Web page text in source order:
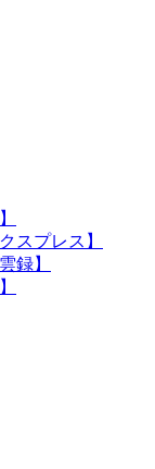
スプレス】
録】